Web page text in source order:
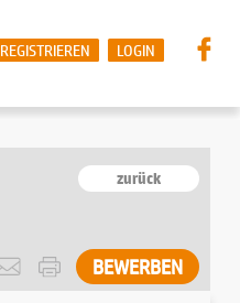
LOGIN
REGISTRIEREN
zurück
BEWERBEN